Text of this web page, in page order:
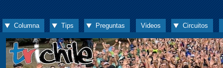
Columna Tips Preguntas Videos Circuitos